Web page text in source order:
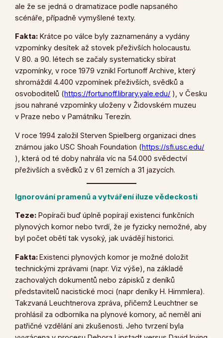
ale že se jedná o dramatizace podle napsaného
scénáře, případně vymyšlené texty.
Fakta: Krátce po válce byly zaznamenány a vydány
vzpomínky desítek až stovek přeživších holocaustu.
V 80. a 90. létech se začaly systematicky sbírat
vzpomínky, v roce 1979 vznikl Fortunoff Archive, který
shromáždil 4.400 vzpomínek přeživších, svědků a
osvoboditelů (https://fortunoff.library.yale.edu/ ), v Česku
jsou nahrané vzpomínky uloženy v Židovském muzeu
v Praze nebo v Památníku Terezín.
V roce 1994 založil Sterven Spielberg organizaci dnes
známou jako USC Shoah Foundation (https://sfi.usc.edu/
), která od té doby nahrála víc na 54.000 svědectví
přeživších a svědků z v 61 zemích a 31 jazycích.
Ignorování pramenů a vytváření iluze vědeckosti
Teze: Popírači buď úplně popírají existenci funkčních
plynových komor nebo tvrdí, že je fyzicky nemožné, aby
byl počet obětí tak vysoký, jak uvádějí historici.
Fakta:Existenci plynových komor je možné doložit
technickými zprávami (napr. Viz výše), na základě
zachovalých dokumentů nebo zápisků z deníků
představitelů nacistické moci (napr deníky H. Himmlera).
Takzvaná Leuchtnerova zpráva, přičemž Leuchtner se
prohlásil za odborníka na plynové komory, ač neměl ani
patřičné vzdělání ani zkušenosti. Jeho tvrzení byla